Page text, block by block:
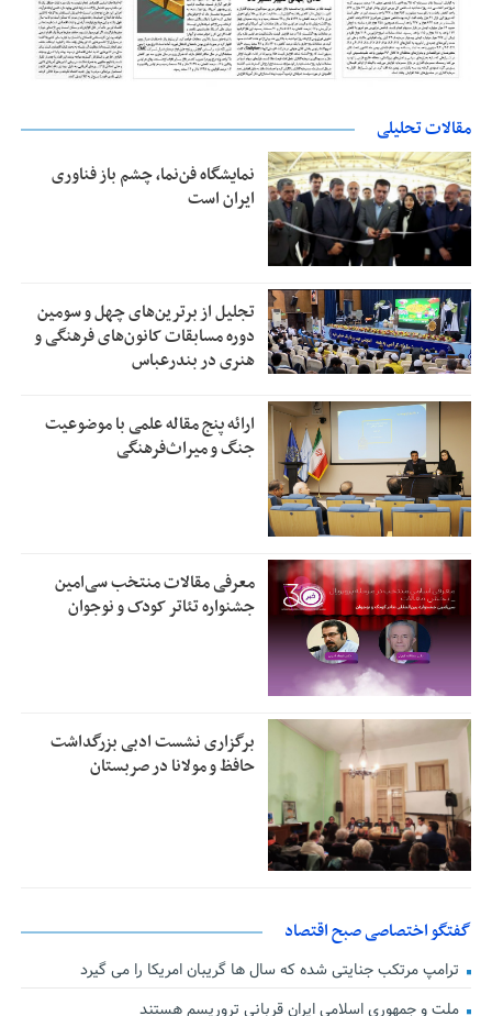
مقالات تحلیلی
نمایشگاه فن‌نما، چشم باز فناوری
ایران است
تجلیل از بر‌ترین‌های چهل و سومین
دوره مسابقات کانون‌های فرهنگی و
هنری در بندرعباس
ارائه پنج مقاله علمی با موضوعیت
جنگ و میراث‌فرهنگی
معرفی مقالات منتخب سی‌امین
جشنواره تئاتر کودک و نوجوان
برگزاری نشست ادبی بزرگداشت
حافظ و مولانا در صربستان
گفتگو اختصاصی صبح اقتصاد
ترامپ مرتکب جنایتی شده که سال ها گریبان امریکا را می گیرد
ملت و جمهوری اسلامی ایران قربانی تروریسم هستند